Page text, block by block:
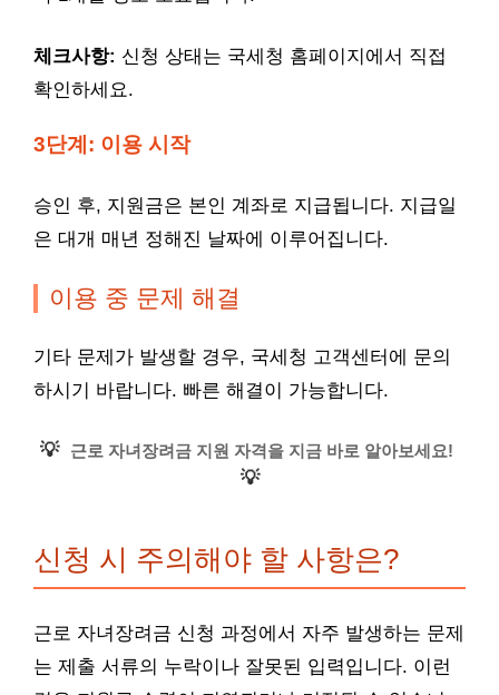
체크사항: 신청 상태는 국세청 홈페이지에서 직접
확인하세요.
3단계: 이용 시작
승인 후, 지원금은 본인 계좌로 지급됩니다. 지급일
은 대개 매년 정해진 날짜에 이루어집니다.
이용 중 문제 해결
기타 문제가 발생할 경우, 국세청 고객센터에 문의
하시기 바랍니다. 빠른 해결이 가능합니다.
💡 근로 자녀장려금 지원 자격을 지금 바로 알아보세요!
💡
신청 시 주의해야 할 사항은?
근로 자녀장려금 신청 과정에서 자주 발생하는 문제
는 제출 서류의 누락이나 잘못된 입력입니다. 이런